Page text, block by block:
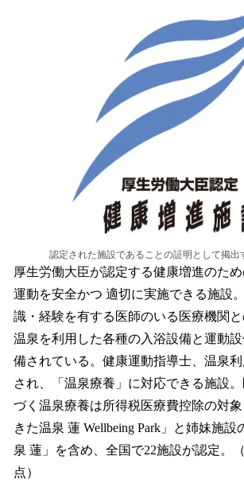
認定された施設であることの証明として掲出
厚生労働大臣が認定する健康増進のた
運動を安全かつ 適切に実施できる施設
識・経験を有する医師のいる医療機関と
温泉を利用した各種の入浴設備と運動
備されている。健康運動指導士、温泉
され、「温泉療養」に対応できる施設
づく温泉療養は所得税医療費控除の対
きた温泉 蓮 Wellbeing Park」と姉妹施設
泉 蓮」を含め、全国で22施設が認定。
点）